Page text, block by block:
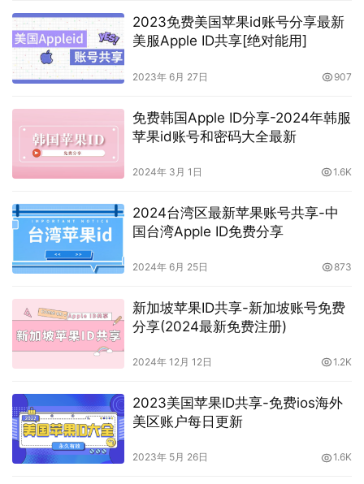
2023免费美国苹果id账号分享最新
美服Apple ID共享[绝对能用]
2023年 6月 27日 907
免费韩国Apple ID分享-2024年韩服
苹果id账号和密码大全最新
2024年 3月 1日 1.6K
2024台湾区最新苹果账号共享-中
国台湾Apple ID免费分享
2024年 6月 25日 873
新加坡苹果ID共享-新加坡账号免费
分享(2024最新免费注册)
2024年 12月 12日 1.2K
2023美国苹果ID共享-免费ios海外
美区账户每日更新
2023年 5月 26日 1.6K